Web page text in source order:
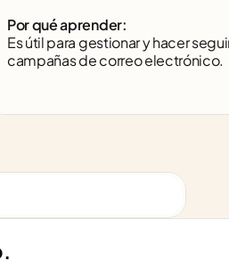
Por qué aprender:
Es útil para gestionar y hacer
campañas de correo electrónico.